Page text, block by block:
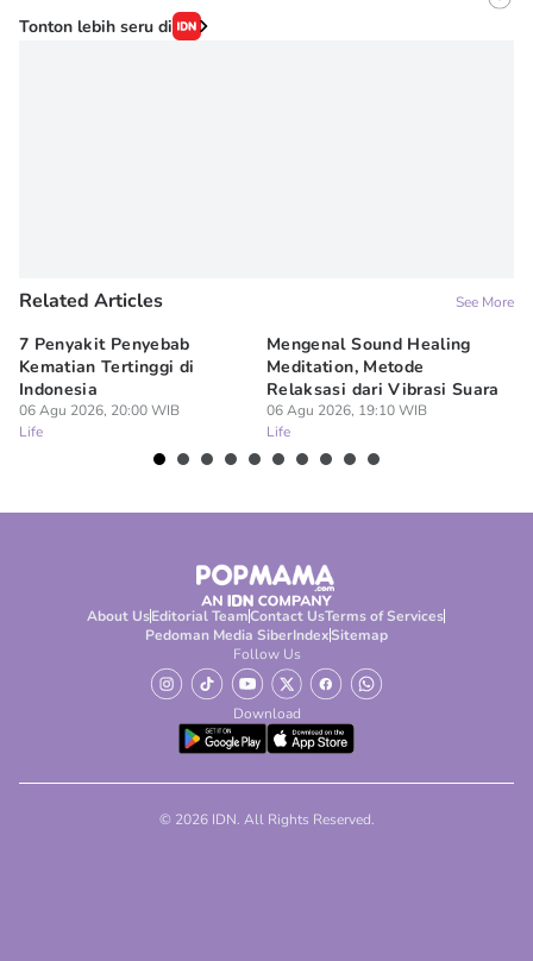
Editor
Tonton lebih seru di
Related Articles See More
7 Penyakit Penyebab
Kematian Tertinggi di
Indonesia
06 Agu 2026, 20:00 WIB
Life
Mengenal Sound Healing
Meditation, Metode
Relaksasi dari Vibrasi Suara
06 Agu 2026, 19:10 WIB
Life
About UsEditorial TeamContact UsTerms of Services
Pedoman Media SiberIndexSitemap
Follow Us
Download
© 2026 IDN. All Rights Reserved.